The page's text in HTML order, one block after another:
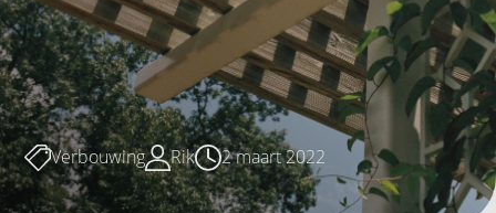
Verbouwing Rik 2 maart 2022